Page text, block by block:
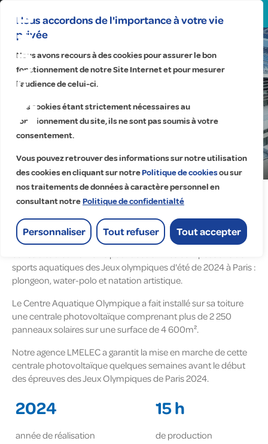
Nous accordons de l'importance à votre vie
privée
Nous avons recours à des cookies pour assurer le bon
fonctionnement de notre Site Internet et pour mesurer
l’audience de celui-ci.
Ces cookies étant strictement nécessaires au
fonctionnement du site, ils ne sont pas soumis à votre
consentement.
Vous pouvez retrouver des informations sur notre utilisation
des cookies en cliquant sur notrePolitique de cookiesou sur
nos traitements de données à caractère personnel en
consultant notrePolitique de confidentialté
Personnaliser Tout refuser Tout accepter
Saint-Denis | Île-de-France
EDF ENR
Mise en service de la
centrale photovoltaïque
du Centre Aquatique
Olympique de Saint-
Denis
Accueil > Réalisations >
Mise en service de la centrale photovoltaïque du
Le Centre aquatique olympique est une piscine olympique
sports aquatiques des Jeux olympiques d'été de 2024 à Paris :
plongeon, water-polo et natation artistique.
Le Centre Aquatique Olympique a fait installé sur sa toiture
une centrale photovoltaïque comprenant plus de 2 250
panneaux solaires sur une surface de 4 600m².
Notre agence LMELEC a garantit la mise en marche de cette
centrale photovoltaïque quelques semaines avant le début
des épreuves des Jeux Olympiques de Paris 2024.
2024
année de réalisation
15 h
de production